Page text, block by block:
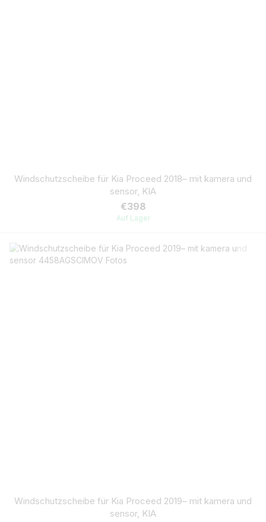
Windschutzscheibe für Kia Proceed 2018– mit kamera und
sensor, KIA
€398
Auf Lager
Windschutzscheibe für Kia Proceed 2019– mit kamera und
sensor, KIA